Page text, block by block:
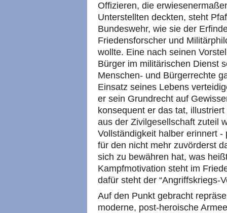
Offizieren, die
Unterstellten deckten, steht
Bundeswehr, wie sie der
Friedensforscher und
wollte. Eine nach seinen
Bürger im militärischen Dienst
Menschen- und Bürgerrechte
Einsatz seines Lebens
er sein Grundrecht auf
konsequent er das tat,
aus der Zivilgesellschaft zuteil
Vollständigkeit halber erinnert
für den nicht mehr zuvörderst
sich zu bewähren hat, was
Kampfmotivation steht im
dafür steht der “Angriffskriegs-
Auf den Punkt gebracht
moderne, post-heroische